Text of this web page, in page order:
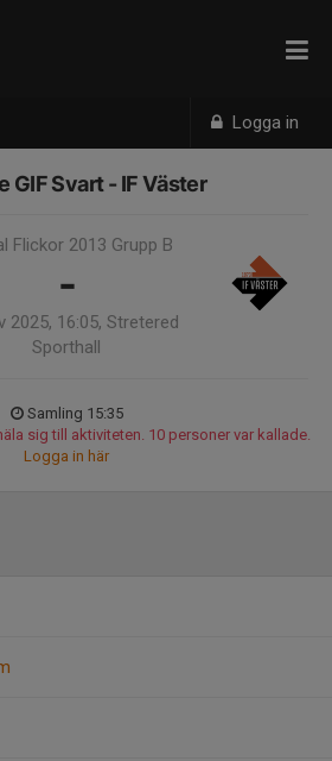
Logga in
GIF Svart - IF Väster
Flickor 2013 Grupp B
-
2025, 16:05, Stretered
Sporthall
Samling 15:35
sig till aktiviteten. 10 personer var kallade.
Logga in här